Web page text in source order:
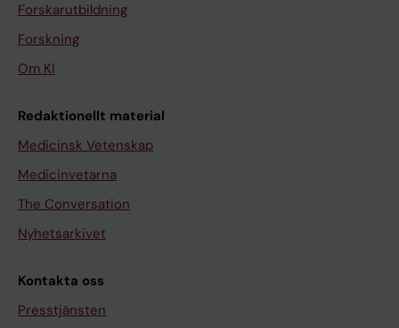
Forskarutbildning
Forskning
Om KI
Redaktionellt material
Medicinsk Vetenskap
Medicinvetarna
The Conversation
Nyhetsarkivet
Kontakta oss
Presstjänsten